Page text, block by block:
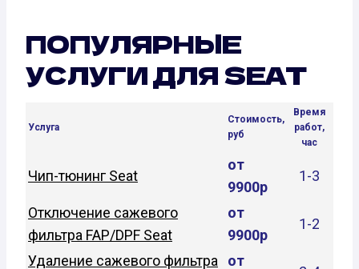
ПОПУЛЯРНЫЕ
УСЛУГИ ДЛЯ SEAT
Услуга
Стоимость,
руб
Время
работ,
час
Чип-тюнинг Seat
от
9900р
1-3
Отключение сажевого
фильтра FAP/DPF Seat
от
9900р
1-2
Удаление сажевого фильтра
от